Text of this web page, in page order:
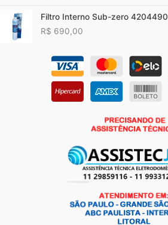
Filtro Interno Sub-zero 4204490
R$ 690,00